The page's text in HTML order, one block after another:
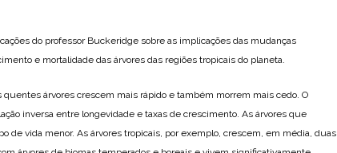
do professor Buckeridge sobre as implicações das mudanças
e mortalidade das árvores das regiões tropicais do planeta.
árvores crescem mais rápido e também morrem mais cedo. O
inversa entre longevidade e taxas de crescimento. As árvores que
de vida menor. As árvores tropicais, por exemplo, crescem, em média, duas